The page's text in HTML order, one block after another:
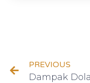
PREVIOUS